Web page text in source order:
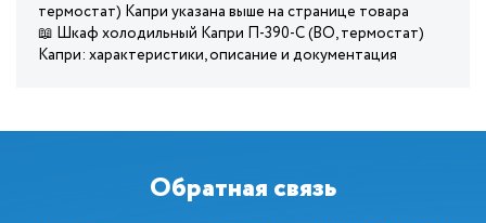
термостат) Капри указана выше на странице товара
📖 Шкаф холодильный Капри П-390-С (ВО, термостат)
Капри: характеристики, описание и документация
Обратная связь